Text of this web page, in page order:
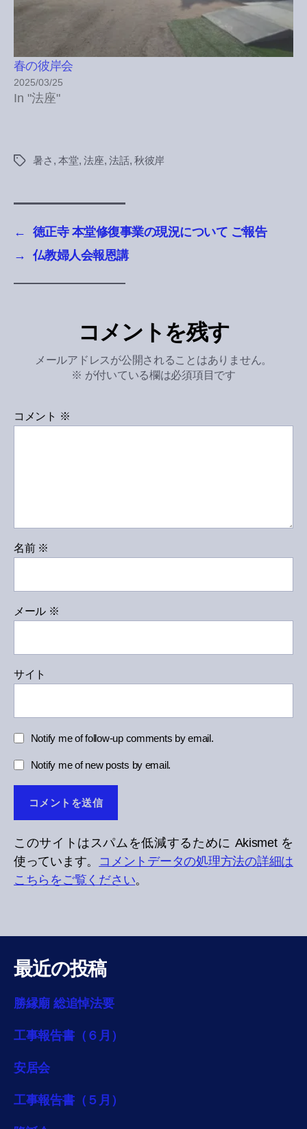
春の彼岸会
2025/03/25
In "法座"
Tags暑さ , 本堂, 法座, 法話, 秋彼岸
←
徳正寺 本堂修復事業の現況について ご報告
→
仏教婦人会報恩講
コメントを残す
メールアドレスが公開されることはありません。
※ が付いている欄は必須項目です
コメント ※
名前 ※
メール ※
サイト
Notify me of follow-up comments by email.
Notify me of new posts by email.
このサイトはスパムを低減するために Akismet を
使っています。 コメントデータの処理方法の詳細は
こちらをご覧ください。
最近の投稿
勝縁廟 総追悼法要
工事報告書（６月）
安居会
工事報告書（５月）